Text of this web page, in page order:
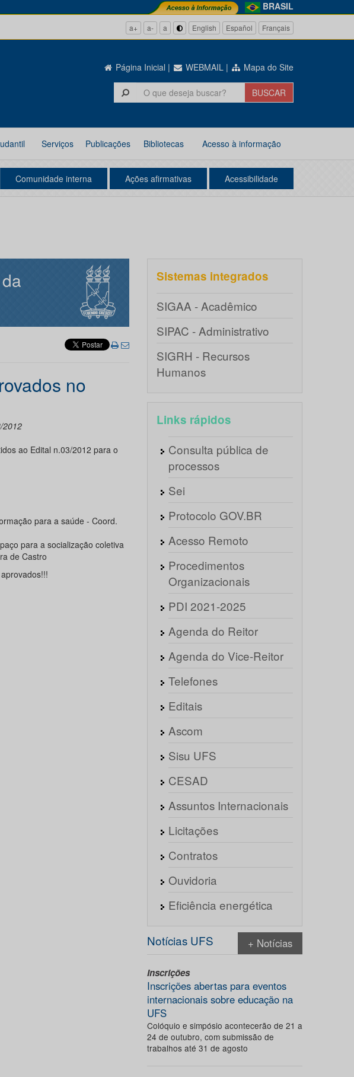
BRASIL
a+ a- a English Español Français
Página Inicial | WEBMAIL | Mapa do Site
Serviços Publicações Bibliotecas Acesso à informação
Comunidade interna Ações afirmativas Acessibilidade
no
2012
ao Edital n.03/2012 para o
para a saúde - Coord.
para a socialização coletiva
de Castro
Sistemas integrados
SIGAA - Acadêmico
SIPAC - Administrativo
SIGRH - Recursos
Humanos
Links rápidos
Consulta pública de
processos
Sei
Protocolo GOV.BR
Acesso Remoto
Procedimentos
Organizacionais
PDI 2021-2025
Agenda do Reitor
Agenda do Vice-Reitor
Telefones
Editais
Ascom
Sisu UFS
CESAD
Assuntos Internacionais
Licitações
Contratos
Ouvidoria
Eficiência energética
Notícias UFS + Notícias
Inscrições
Inscrições abertas para eventos
internacionais sobre educação na
UFS
Colóquio e simpósio acontecerão de 21 a
24 de outubro, com submissão de
trabalhos até 31 de agosto